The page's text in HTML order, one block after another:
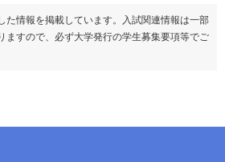
た情報を掲載しています。入試関連情報は一部
ますので、必ず大学発行の学生募集要項等でご